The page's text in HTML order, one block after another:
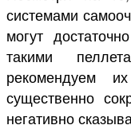
системами
могут
такими
рекомендуем
существенно
негативно